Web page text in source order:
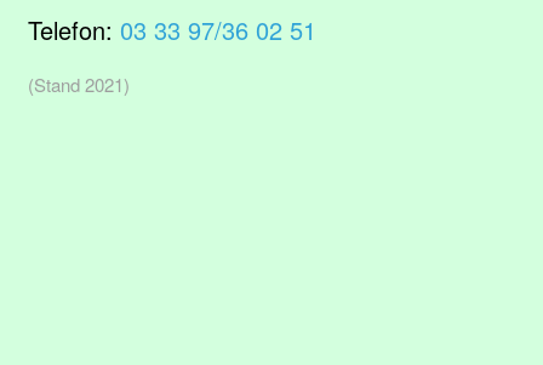
Telefon: 03 33 97/36 02 51
(Stand 2021)